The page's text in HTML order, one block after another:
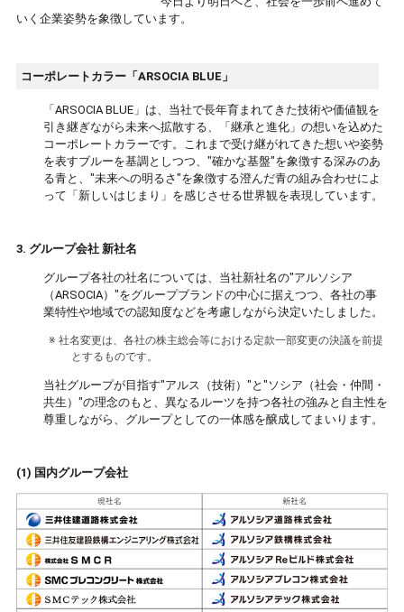
いく企業姿勢を象徴しています。
コーポレートカラー「ARSOCIA BLUE」
「ARSOCIA BLUE」は、当社で長年育まれてきた技術や価値観を
引き継ぎながら未来へ拡散する、「継承と進化」の想いを込めた
コーポレートカラーです。これまで受け継がれてきた想いや姿勢
を表すブルーを基調としつつ、"確かな基盤"を象徴する深みのあ
る青と、"未来への明るさ"を象徴する澄んだ青の組み合わせによ
って「新しいはじまり」を感じさせる世界観を表現しています。
3. グループ会社 新社名
グループ各社の社名については、当社新社名の"アルソシア
（ARSOCIA）"をグループブランドの中心に据えつつ、各社の事
業特性や地域での認知度などを考慮しながら決定いたしました。
※ 社名変更は、各社の株主総会等における定款一部変更の決議を前提
とするものです。
当社グループが目指す"アルス（技術）"と"ソシア（社会・仲間・
共生）"の理念のもと、異なるルーツを持つ各社の強みと自主性を
尊重しながら、グループとしての一体感を醸成してまいります。
(1) 国内グループ会社